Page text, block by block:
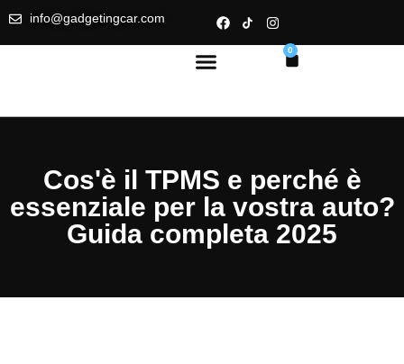
info@gadgetingcar.com
0
Cos'è il TPMS e perché è
essenziale per la vostra auto?
Guida completa 2025